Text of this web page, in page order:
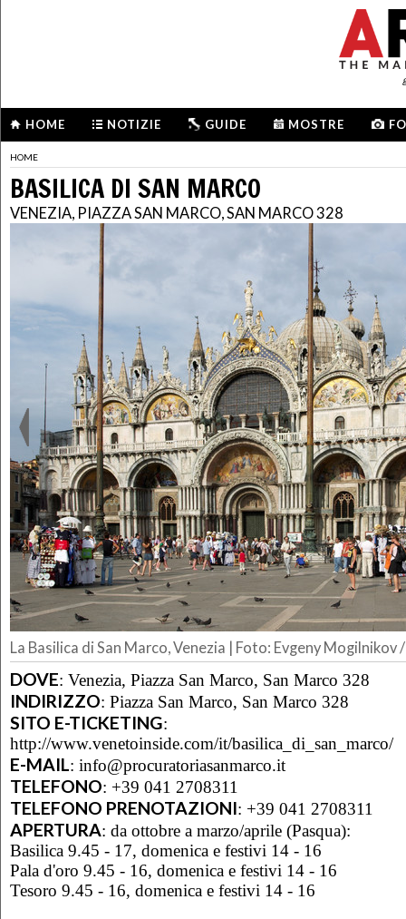
HOME NOTIZIE GUIDE MOSTRE
HOME
BASILICA DI SAN MARCO
VENEZIA, PIAZZA SAN MARCO, SAN MARCO 328
La Basilica di San Marco, Venezia | Foto: Evgeny
DOVE: Venezia, Piazza San Marco, San Marco 328
INDIRIZZO: Piazza San Marco, San Marco 328
SITO E-TICKETING:
http://www.venetoinside.com/it/basilica_di_san_marco/
E-MAIL: info@procuratoriasanmarco.it
TELEFONO: +39 041 2708311
TELEFONO PRENOTAZIONI: +39 041 2708311
APERTURA: da ottobre a marzo/aprile (Pasqua):
Basilica 9.45 - 17, domenica e festivi 14 - 16
Pala d'oro 9.45 - 16, domenica e festivi 14 - 16
Tesoro 9.45 - 16, domenica e festivi 14 - 16